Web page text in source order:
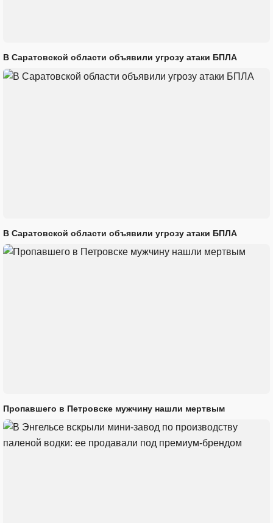
В Саратовской области объявили угрозу атаки БПЛА
В Саратовской области объявили угрозу атаки БПЛА
Пропавшего в Петровске мужчину нашли мертвым